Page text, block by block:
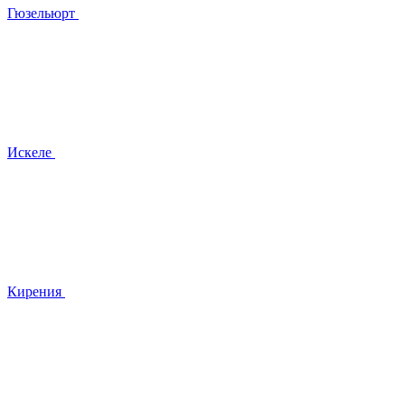
Гюзельюрт
Искеле
Кирения